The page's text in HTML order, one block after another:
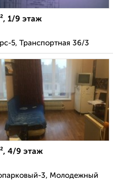
1/9 этаж
5, Транспортная 36/3
4/9 этаж
3, Молодежный